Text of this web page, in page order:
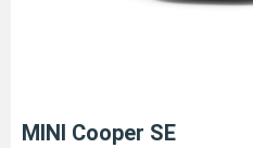
MINI Cooper SE